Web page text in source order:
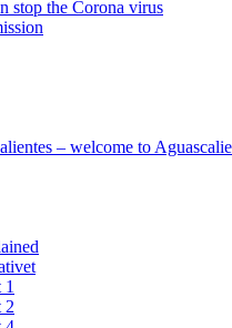
stop the Corona virus
– welcome to
2